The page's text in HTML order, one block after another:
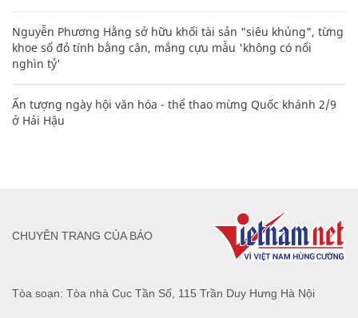
Nguyễn Phương Hằng sở hữu khối tài sản "siêu khủng", từng
khoe sổ đỏ tính bằng cân, mắng cựu mẫu 'không có nổi
nghìn tỷ'
Ấn tượng ngày hội văn hóa - thể thao mừng Quốc khánh 2/9
ở Hải Hậu
Tòa soạn: Tòa nhà Cục Tần Số, 115 Trần Duy Hưng Hà Nội
CHUYÊN TRANG CỦA BÁO